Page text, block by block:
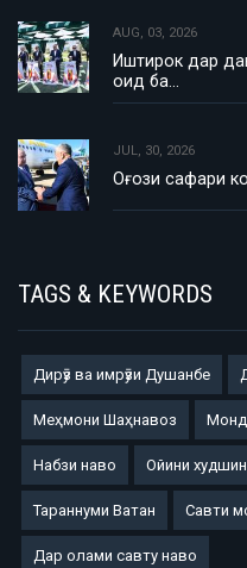
AUG, 03, 2026
Иштирок дар
оид ба…
JUL, 30, 2026
Оғози сафари
TAGS & KEYWORDS
Дирӯз ва имрӯзи Душанбе
Меҳмони Шаҳнавоз
Набзи наво Ойини
Тараннуми Ватан Савти
Дар олами савту наво